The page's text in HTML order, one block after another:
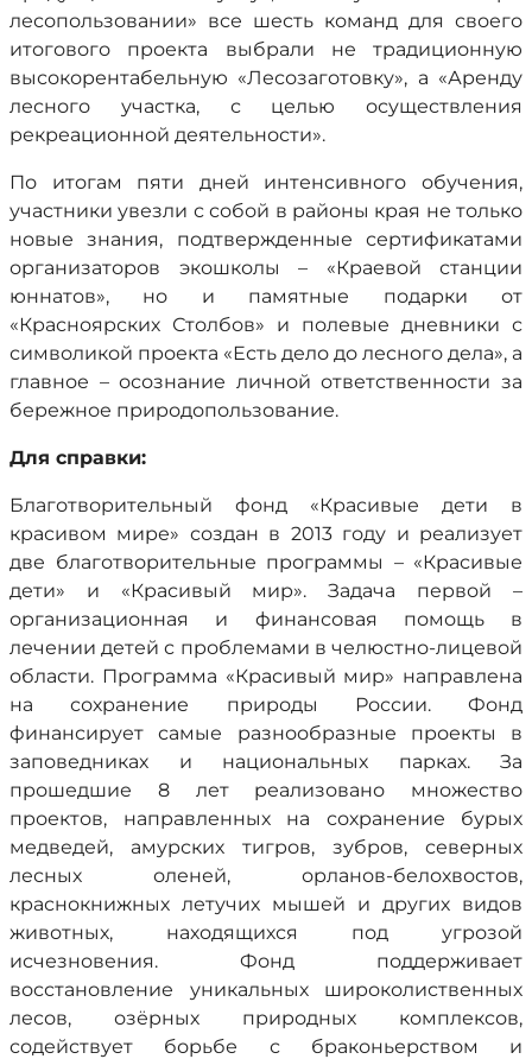
лесопользовании» все шесть команд для своего
итогового проекта выбрали не традиционную
высокорентабельную «Лесозаготовку», а «Аренду
лесного участка, с целью осуществления
рекреационной деятельности».
По итогам пяти дней интенсивного обучения,
участники увезли с собой в районы края не только
новые знания, подтвержденные сертификатами
организаторов экошколы – «Краевой станции
юннатов», но и памятные подарки от
«Красноярских Столбов» и полевые дневники с
символикой проекта «Есть дело до лесного дела», а
главное – осознание личной ответственности за
бережное природопользование.
Для справки:
Благотворительный фонд «Красивые дети в
красивом мире» создан в 2013 году и реализует
две благотворительные программы – «Красивые
дети» и «Красивый мир». Задача первой –
организационная и финансовая помощь в
лечении детей с проблемами в челюстно-лицевой
области. Программа «Красивый мир» направлена
на сохранение природы России. Фонд
финансирует самые разнообразные проекты в
заповедниках и национальных парках. За
прошедшие 8 лет реализовано множество
проектов, направленных на сохранение бурых
медведей, амурских тигров, зубров, северных
лесных оленей, орланов-белохвостов,
краснокнижных летучих мышей и других видов
животных, находящихся под угрозой
исчезновения. Фонд поддерживает
восстановление уникальных широколиственных
лесов, озёрных природных комплексов,
содействует борьбе с браконьерством и